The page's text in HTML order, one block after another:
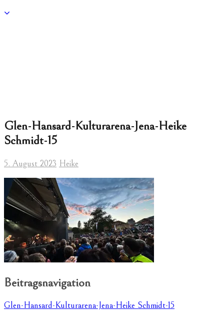
Glen-Hansard-Kulturarena-Jena-Heike
Schmidt-15
5. August 2023 Heike
Beitragsnavigation
Glen-Hansard-Kulturarena-Jena-Heike Schmidt-15